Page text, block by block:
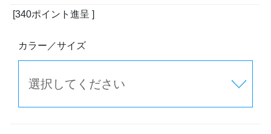
[340ポイント進呈 ]
カラー／サイズ